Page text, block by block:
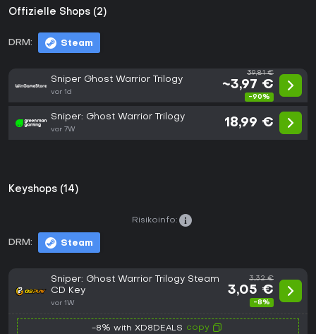
Offizielle Shops (2)
DRM: Steam
Sniper Ghost Warrior Trilogy
vor 1d
39,81 €
~3,97 €
-90%
Sniper: Ghost Warrior Trilogy
vor 7W
18,99 €
Keyshops (14)
DRM: Steam
Risikoinfo:
Sniper: Ghost Warrior Trilogy Steam
CD Key
vor 1W
3,32 €
3,05 €
-8%
-8% with XD8DEALS copy